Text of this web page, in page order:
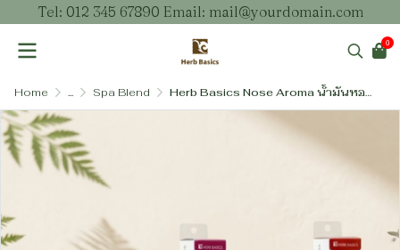
Tel: 012 345 67890 Email: mail@yourdomain.com
0
Home ... Spa Blend Herb Basics Nose Aroma น้ำมันหอมระเหยธรรมชาติเบลนสำหรับดม (5 กลิ่น)